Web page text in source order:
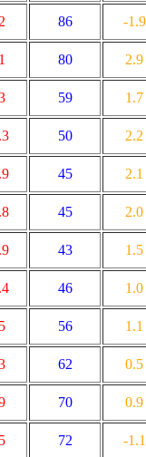
86
-1.9
80
2.9
59
1.7
50
2.2
45
2.1
45
2.0
43
1.5
46
1.0
56
1.1
62
0.5
70
0.9
72
-1.1